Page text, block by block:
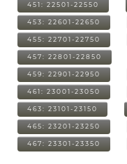
451: 22501-22550
453: 22601-22650
455: 22701-22750
457: 22801-22850
459: 22901-22950
461: 23001-23050
463: 23101-23150
465: 23201-23250
467: 23301-23350